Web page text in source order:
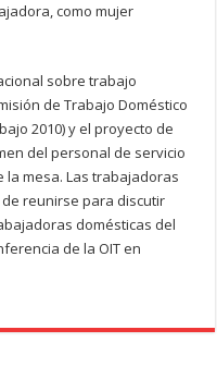
como mujer
sobre trabajo
de Trabajo Doméstico
2010) y el proyecto de
del personal de servicio
mesa. Las trabajadoras
reunirse para discutir
domésticas del
de la OIT en